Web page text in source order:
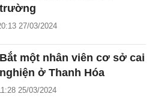
trường
27/03/2024
Bắt một nhân viên cơ sở cai
nghiện ở Thanh Hóa
25/03/2024